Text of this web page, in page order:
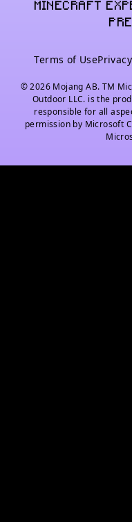
MINECRAFT
Terms of Use
© 2026 Mojang AB. TM
Outdoor LLC. is the
responsible for all
permission by Microsoft